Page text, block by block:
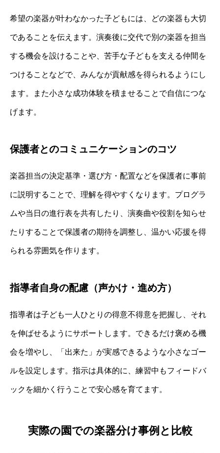
希望の楽器が叶わなかった子どもには、どの楽器も大切
であることを伝えます。演奏後に交代で別の楽器を担当
する機会を設けることや、苦手な子どもを支える仲間を
つけることなどで、みんなが貢献感を得られるようにし
ます。また小さな成功体験を積ませることで自信につな
げます。
保護者とのコミュニケーションのコツ
楽器担当の決定基準・選び方・配置などを保護者に事前
に説明することで、理解を得やすくなります。プログラ
ムや当日の進行表を共有したり、演奏曲や役割を知らせ
たりすることで保護者の期待を調整し、温かい応援を得
られる雰囲気を作ります。
指導者自身の配慮（声かけ・進め方）
指導者は子ども一人ひとりの得意不得意を把握し、それ
を伸ばせるようにサポートします。できるだけ褒める機
会を増やし、「出来た」が実感できるような小さなゴー
ルを設定します。指示は具体的に、練習中もフィードバ
ックを細かく行うことで安心感を育てます。
実際の園での楽器分け事例と比較